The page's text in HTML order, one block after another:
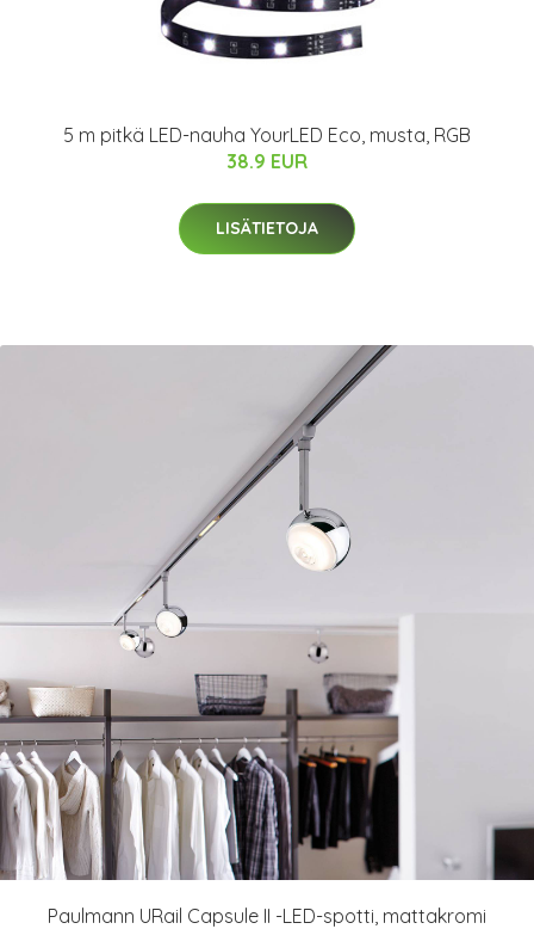
5 m pitkä LED-nauha YourLED Eco, musta, RGB
38.9 EUR
LISÄTIETOJA
Paulmann URail Capsule II -LED-spotti, mattakromi